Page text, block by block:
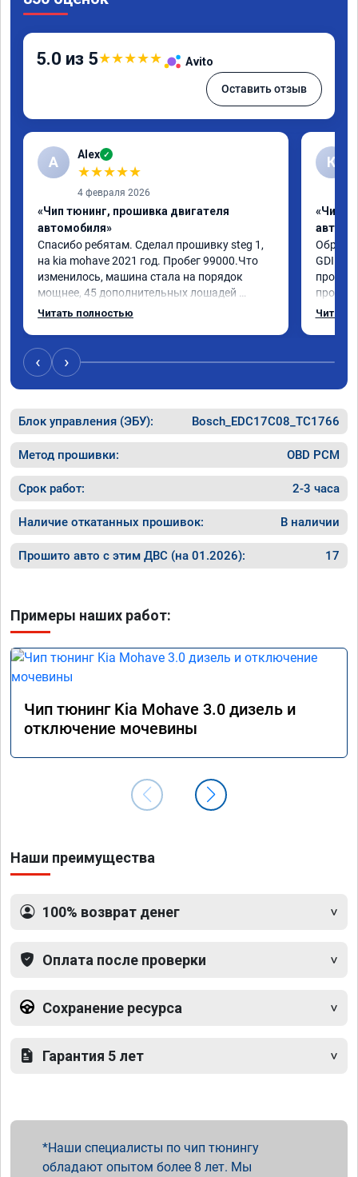
5.0 из 5★★★★★ Avito
Оставить отзыв
A Alex ✓
★★★★★
4 февраля 2026
«Чип тюнинг, прошивка двигателя
автомобиля»
Спасибо ребятам. Сделал прошивку steg 1,
на kia mohave 2021 год. Пробег 99000.Что
изменилось, машина стала на порядок
мощнее, 45 дополнительных лошадей
существенно чувствуется и соответственно
катаюсь, держит 12-12.5. Коробка
перестала подпинывать при наборе
скорости. Педаль газа более отзывчевее. В
Читать полностью
К
«Чип
GDI.
похоже
способ
общем
Читать
‹ ›
Блок управления (ЭБУ): Bosch_EDC17C08_TC1766
Метод прошивки: OBD PCM
Срок работ: 2-3 часа
Наличие откатанных прошивок: В наличии
Прошито авто с этим ДВС (на 01.2026): 17
Примеры наших работ:
Чип тюнинг Kia Mohave 3.0 дизель и
отключение мочевины
Наши преимущества
100% возврат денег
Оплата после проверки
Сохранение ресурса
Гарантия 5 лет
Наши специалисты по чип тюнингу
обладают опытом более 8 лет. Мы